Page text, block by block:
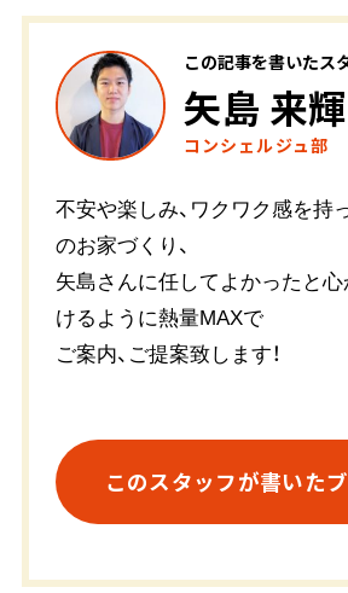
この記事を書いたス
矢島 来輝
コンシェルジュ部
不安や楽しみ、ワクワク感を持
のお家づくり、
矢島さんに任してよかったと
けるように熱量MAXで
ご案内、ご提案致します！
このスタッフが書いた